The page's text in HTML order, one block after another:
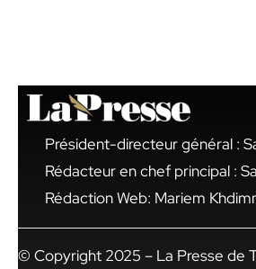
Président-directeur général :
Rédacteur en chef principal :
Rédaction Web: Mariem
© Copyright 2025 – La Presse de